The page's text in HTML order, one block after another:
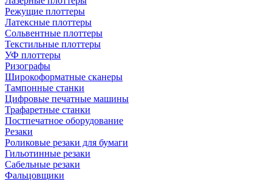
Режущие плоттеры
Латексные плоттеры
Сольвентные плоттеры
Текстильные плоттеры
УФ плоттеры
Ризографы
Широкоформатные сканеры
Тампонные станки
Цифровые печатные машины
Трафаретные станки
Постпечатное оборудование
Резаки
Роликовые резаки для бумаги
Гильотинные резаки
Сабельные резаки
Фальцовщики